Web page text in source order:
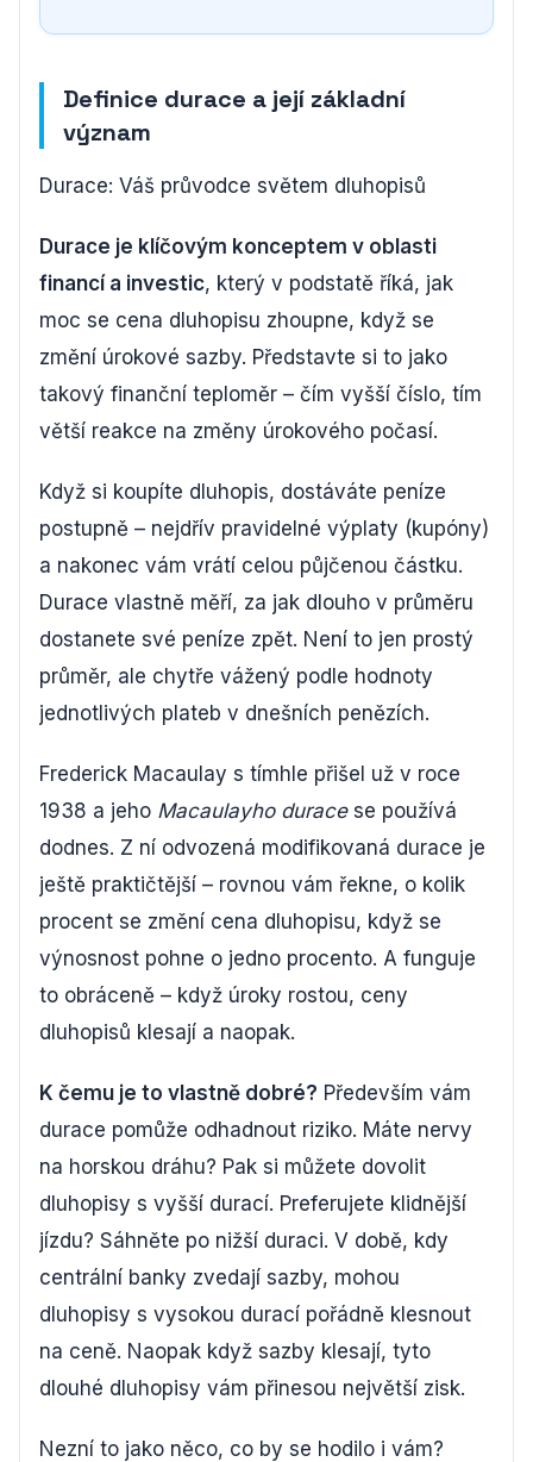
Definice durace a její základní
význam
Durace: Váš průvodce světem dluhopisů
Durace je klíčovým konceptem v oblasti
financí a investic, který v podstatě říká, jak
moc se cena dluhopisu zhoupne, když se
změní úrokové sazby. Představte si to jako
takový finanční teploměr – čím vyšší číslo, tím
větší reakce na změny úrokového počasí.
Když si koupíte dluhopis, dostáváte peníze
postupně – nejdřív pravidelné výplaty (kupóny)
a nakonec vám vrátí celou půjčenou částku.
Durace vlastně měří, za jak dlouho v průměru
dostanete své peníze zpět. Není to jen prostý
průměr, ale chytře vážený podle hodnoty
jednotlivých plateb v dnešních penězích.
Frederick Macaulay s tímhle přišel už v roce
1938 a jeho Macaulayho duracese používá
dodnes. Z ní odvozená modifikovaná durace je
ještě praktičtější – rovnou vám řekne, o kolik
procent se změní cena dluhopisu, když se
výnosnost pohne o jedno procento. A funguje
to obráceně – když úroky rostou, ceny
dluhopisů klesají a naopak.
K čemu je to vlastně dobré? Především vám
durace pomůže odhadnout riziko. Máte nervy
na horskou dráhu? Pak si můžete dovolit
dluhopisy s vyšší durací. Preferujete klidnější
jízdu? Sáhněte po nižší duraci. V době, kdy
centrální banky zvedají sazby, mohou
dluhopisy s vysokou durací pořádně klesnout
na ceně. Naopak když sazby klesají, tyto
dlouhé dluhopisy vám přinesou největší zisk.
Nezní to jako něco, co by se hodilo i vám?